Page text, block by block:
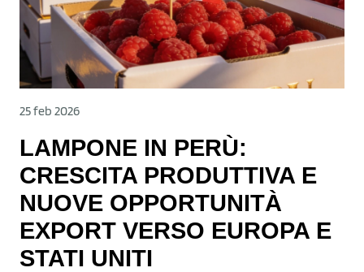
25 feb 2026
LAMPONE IN PERÙ:
CRESCITA PRODUTTIVA E
NUOVE OPPORTUNITÀ
EXPORT VERSO EUROPA E
STATI UNITI